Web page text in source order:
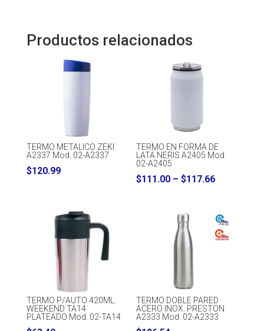
Productos relacionados
TERMO METALICO ZEKI
A2337 Mod. 02-A2337
$120.99
TERMO EN FORMA DE
LATA NERIS A2405 Mod.
02-A2405
$111.00 – $117.66Price
through
$117.66
TERMO P/AUTO 420ML.
WEEKEND TA14
PLATEADO Mod. 02-TA14
TERMO DOBLE PARED
ACERO INOX. PRESTON
A2333 Mod. 02-A2333